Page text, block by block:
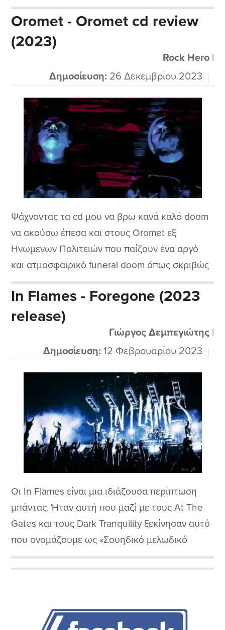
τον μακρινό Καναδά πάμε και στην Πορτογαλία
να ακούσουμε τους πολύ καλούς στο είδος
τους Dark Oath που κυκλοφόρησαν πρόσφατα
το δημιούργημα τους. Παίζουν ένα συμφωνικό
μελωδικό...
Oromet - Oromet cd review
(2023)
Rock Hero|
Δημοσίευση: 26 Δεκεμβρίου 2023
Ψάχνοντας τα cd μου να βρω κανά καλό doom
να ακούσω έπεσα και στους Oromet εξ
Ηνωμενων Πολιτειών που παίζουν ένα αργό
και ατμοσφαιρικό funeral doom όπως σκριβώς
μου αρέσει και σε στυλ που φέρνει λίγο προς
την εκεί μεριά σαν τους αγαπητούς While
Heaven Wept αλλά σε πιο αργό στυλ,
βασανιστικό όπως ταιριάζει σε...
In Flames - Foregone (2023
release)
Γιώργος Δεμπεγιώτης|
Δημοσίευση: 12 Φεβρουαρίου 2023
Οι In Flames είναι μια ιδιάζουσα περίπτωση
μπάντας. Ήταν αυτή που μαζί με τους At The
Gates και τους Dark Tranquility ξεκίνησαν αυτό
που ονομάζουμε ως «Σουηδικό μελωδικό
death» ήχο, ο οποίος μέχρι και σήμερα
συνεχίζει να διατηρεί το ενδιαφέρον αρκετών
Πλευρική